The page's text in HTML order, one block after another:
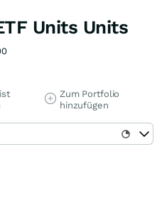
Units Units
Zum Portfolio
hinzufügen